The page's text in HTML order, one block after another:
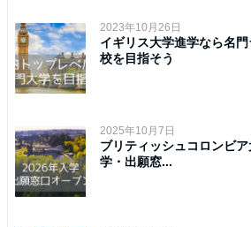
2023年10月26日
イギリス大学進学なら名
校を目指そう
2025年10月7日
ブリティッシュコロンビ
学・出願窓...